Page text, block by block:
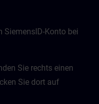
SiemensID-Konto bei
Sie rechts einen
Sie dort auf